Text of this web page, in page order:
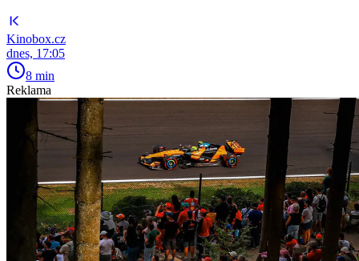
Kinobox.cz
dnes, 17:05
8 min
Reklama